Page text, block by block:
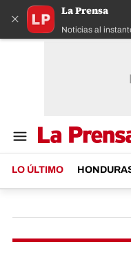
×
La Prensa
Noticias al
LO ÚLTIMO